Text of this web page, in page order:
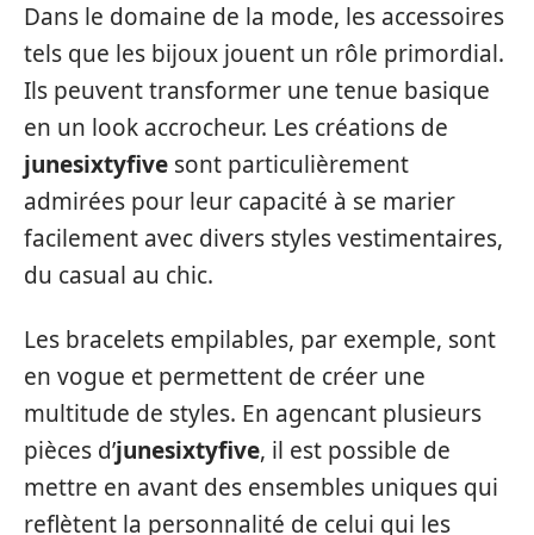
Dans le domaine de la mode, les accessoires
tels que les bijoux jouent un rôle primordial.
Ils peuvent transformer une tenue basique
en un look accrocheur. Les créations de
junesixtyfive sont particulièrement
admirées pour leur capacité à se marier
facilement avec divers styles vestimentaires,
du casual au chic.
Les bracelets empilables, par exemple, sont
en vogue et permettent de créer une
multitude de styles. En agencant plusieurs
pièces d’junesixtyfive, il est possible de
mettre en avant des ensembles uniques qui
reflètent la personnalité de celui qui les